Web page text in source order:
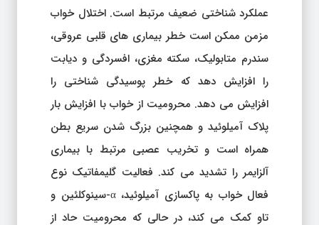
عملکرد شناختی ضعیف مرتبط است. اختلال خواب
مزمن ممکن است خطر بیماری های قلبی عروقی،
سندرم متابولیک، سکته مغزی، افسردگی و دیابت
را افزایش دهد که خطر پوسیدگی شناختی را
افزایش می دهد. محرومیت از خواب با افزایش بار
پلاک آمیلوئید و همچنین بزرگ شدن سریع بطن
همراه است و تخریب عصبی مرتبط با بیماری
آلزایمر را تشدید می کند. فعالیت گلیمفاتیک نوع
فعال خواب به پاکسازی آمیلوئید، α-سینوکلئین و
تاو کمک می کند، در حالی که محرومیت حاد از